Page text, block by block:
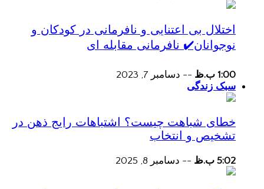
اختلال بی اعتنایی و نافرمانی در کودکان و
نوجوانان✔️ نافرمانی مقابله ای
1:00 ب.ظ -- دسامبر 7, 2023
سبک زندگی
خطای شباهت چیست؟ اشتباهات رایج ذهن در
تشخیص و انتخاب
5:02 ب.ظ -- دسامبر 8, 2025